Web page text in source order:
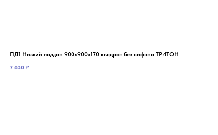
ПД1 Низкий поддон 900х900х170 квадрат без сифона ТРИТОН
7 830 ₽